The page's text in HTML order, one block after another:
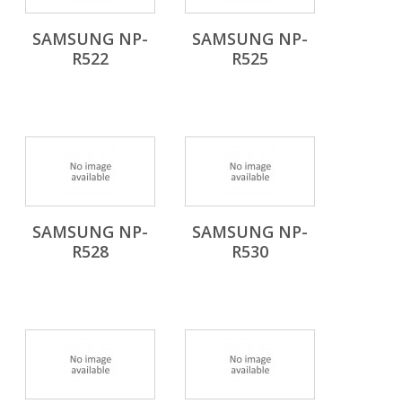
SAMSUNG NP-
R522
SAMSUNG NP-
R525
SAMSUNG NP-
R528
SAMSUNG NP-
R530